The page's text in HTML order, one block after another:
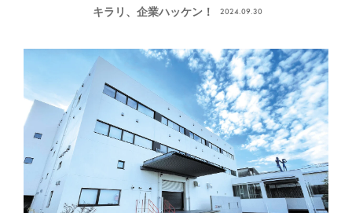
（ニッパツ）】
キラリ、企業ハッケン！ 2024.09.30